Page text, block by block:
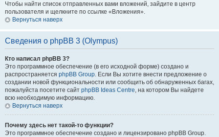
Чтобы найти список отправленных вами вложений, зайдите в центр
пользователя и щелкните по ссылке «Вложения».
Вернуться наверх
Сведения о phpBB 3 (Olympus)
Кто написал phpBB 3?
Это программное обеспечение (в его исходной форме) создано и
распространяется phpBB Group. Если Вы хотите внести предложение о
создании новой функциональности или сообщить об обнаруженных багах,
пожалуйста посетите сайт phpBB Ideas Centre, на котором Вы найдете
всю необходимую информацию.
Вернуться наверх
Почему здесь нет такой-то функции?
Это программное обеспечение создано и лицензировано phpBB Group.